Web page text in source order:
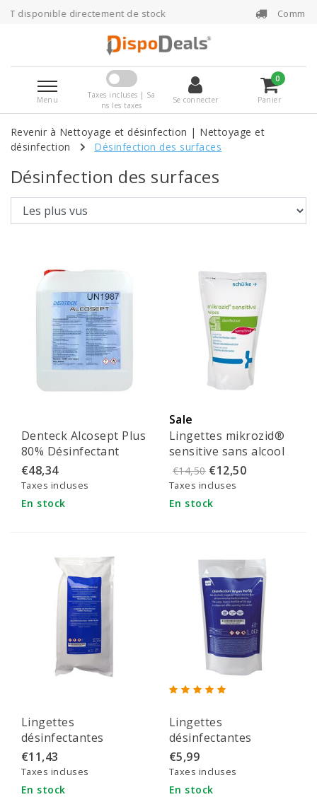
de stock Commandé avant 16h00,
Menu
Taxes incluses | Sa
ns les taxes
Se connecter
0
Panier
Revenir à Nettoyage et désinfection | Nettoyage et
désinfection
Désinfection des surfaces
Désinfection des surfaces
Denteck Alcosept Plus
80% Désinfectant
liquide (2x5 litres)
€48,34
Taxes incluses
En stock
Sale
Lingettes mikrozid®
sensitive sans alcool
(200 pièces)
€14,50 €12,50
Taxes incluses
En stock
Lingettes
désinfectantes
DispoDeals Jumbo AF
Refill (200 pièces) -
20x22cm
€11,43
Taxes incluses
En stock
Lingettes
désinfectantes
DispoDeals AF
recharge 13x20cm
(100 pièces)
€5,99
Taxes incluses
En stock